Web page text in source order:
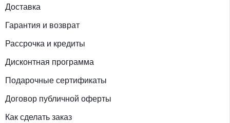
Доставка
Гарантия и возврат
Рассрочка и кредиты
Дисконтная программа
Подарочные сертификаты
Договор публичной оферты
Как сделать заказ